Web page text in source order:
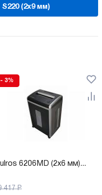
(2x9 мм)
- 3%
6206MD (2x6 мм)...
417 Р